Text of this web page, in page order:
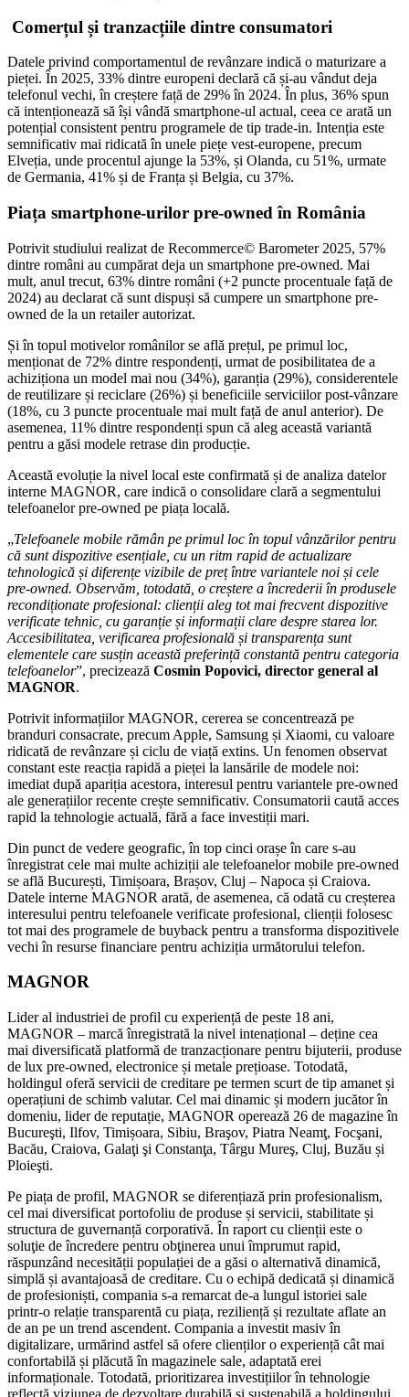
Comerțul și tranzacțiile dintre consumatori
Datele privind comportamentul de revânzare indică o maturizare a
pieței. În 2025, 33% dintre europeni declară că și-au vândut deja
telefonul vechi, în creștere față de 29% în 2024. În plus, 36% spun
că intenționează să își vândă smartphone-ul actual, ceea ce arată un
potențial consistent pentru programele de tip trade-in. Intenția este
semnificativ mai ridicată în unele piețe vest-europene, precum
Elveția, unde procentul ajunge la 53%, și Olanda, cu 51%, urmate
de Germania, 41% și de Franța și Belgia, cu 37%.
Piața smartphone-urilor pre-owned în România
Potrivit studiului realizat de Recommerce© Barometer 2025, 57%
dintre români au cumpărat deja un smartphone pre-owned. Mai
mult, anul trecut, 63% dintre români (+2 puncte procentuale față de
2024) au declarat că sunt dispuși să cumpere un smartphone pre-
owned de la un retailer autorizat.
Și în topul motivelor românilor se află prețul, pe primul loc,
menționat de 72% dintre respondenți, urmat de posibilitatea de a
achiziționa un model mai nou (34%), garanția (29%), considerentele
de reutilizare și reciclare (26%) și beneficiile serviciilor post-vânzare
(18%, cu 3 puncte procentuale mai mult față de anul anterior). De
asemenea, 11% dintre respondenți spun că aleg această variantă
pentru a găsi modele retrase din producție.
Această evoluție la nivel local este confirmată și de analiza datelor
interne MAGNOR, care indică o consolidare clară a segmentului
telefoanelor pre-owned pe piața locală.
„Telefoanele mobile rămân pe primul loc în topul vânzărilor pentru
că sunt dispozitive esențiale, cu un ritm rapid de actualizare
tehnologică și diferențe vizibile de preț între variantele noi și cele
pre-owned. Observăm, totodată, o creștere a încrederii în produsele
recondiționate profesional: clienții aleg tot mai frecvent dispozitive
verificate tehnic, cu garanție și informații clare despre starea lor.
Accesibilitatea, verificarea profesională și transparența sunt
elementele care susțin această preferință constantă pentru categoria
telefoanelor”, precizează Cosmin Popovici, director general al
MAGNOR.
Potrivit informațiilor MAGNOR, cererea se concentrează pe
branduri consacrate, precum Apple, Samsung și Xiaomi, cu valoare
ridicată de revânzare și ciclu de viață extins. Un fenomen observat
constant este reacția rapidă a pieței la lansările de modele noi:
imediat după apariția acestora, interesul pentru variantele pre-owned
ale generațiilor recente crește semnificativ. Consumatorii caută acces
rapid la tehnologie actuală, fără a face investiții mari.
Din punct de vedere geografic, în top cinci orașe în care s-au
înregistrat cele mai multe achiziții ale telefoanelor mobile pre-owned
se află București, Timișoara, Brașov, Cluj – Napoca și Craiova.
Datele interne MAGNOR arată, de asemenea, că odată cu creșterea
interesului pentru telefoanele verificate profesional, clienții folosesc
tot mai des programele de buyback pentru a transforma dispozitivele
vechi în resurse financiare pentru achiziția următorului telefon.
MAGNOR
Lider al industriei de profil cu experiență de peste 18 ani,
MAGNOR – marcă înregistrată la nivel intenațional – deține cea
mai diversificată platformă de tranzacționare pentru bijuterii, produse
de lux pre-owned, electronice și metale prețioase. Totodată,
holdingul oferă servicii de creditare pe termen scurt de tip amanet și
operațiuni de schimb valutar. Cel mai dinamic și modern jucător în
domeniu, lider de reputație, MAGNOR operează 26 de magazine în
Bucureşti, Ilfov, Timișoara, Sibiu, Braşov, Piatra Neamţ, Focşani,
Bacău, Craiova, Galaţi şi Constanţa, Târgu Mureş, Cluj, Buzău și
Ploieşti.
Pe piața de profil, MAGNOR se diferențiază prin profesionalism,
cel mai diversificat portofoliu de produse și servicii, stabilitate și
structura de guvernanță corporativă. În raport cu clienții este o
soluţie de încredere pentru obţinerea unui împrumut rapid,
răspunzând necesității populației de a găsi o alternativă dinamică,
simplă și avantajoasă de creditare. Cu o echipă dedicată și dinamică
de profesioniști, compania s-a remarcat de-a lungul istoriei sale
printr-o relație transparentă cu piața, reziliență și rezultate aflate an
de an pe un trend ascendent. Compania a investit masiv în
digitalizare, urmărind astfel să ofere clienților o experiență cât mai
confortabilă și plăcută în magazinele sale, adaptată erei
informaționale. Totodată, prioritizarea investițiilor în tehnologie